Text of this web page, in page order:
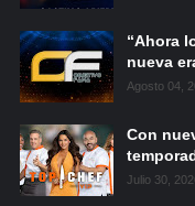
“Ahora
nueva
Agosto 04,
Con
Julio 30,